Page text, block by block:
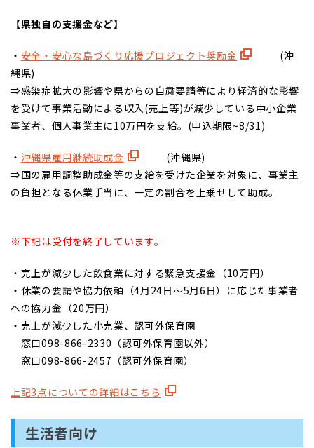
【県独自の支援金など】
・ 安全・安心な島づくり応援プロジェクト奨励金
(沖
縄県)
⇒感染症拡大の影響や県からの自粛要請等により経済的な影響
を受けて事業活動による収入(売上等)が減少している中小企業
事業者、個人事業主に10万円を支給。(申込期限~8/31)
・ 沖縄県雇用継続助成金
(沖縄県)
⇒国の雇用調整助成金等の支給を受けた企業を対象に、事業主
の負担となる休業手当に、一定の割合を上乗せして助成。
※下記は受付を終了しています。
・売上が減少した飲食業に対する緊急支援金（10万円）
・休業の要請や協力依頼（4月24日～5月6日）に応じた事業者
への協力金（20万円）
・売上が減少した小売業、認可外保育園
窓口098-866-2330（認可外保育園以外）
窓口098-866-2457（認可外保育園）
上記3点についての詳細はこちら
生活者向け